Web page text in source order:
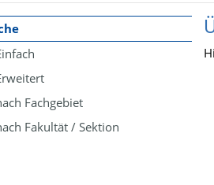
Fachgebiet
Fakultät / Sektion